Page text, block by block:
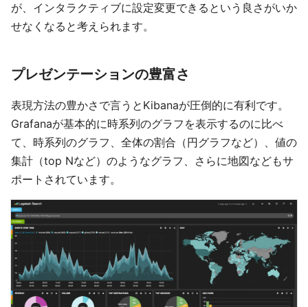
が、インタラクティブに設定変更できるという良さがいか
せなくなると考えられます。
プレゼンテーションの豊富さ
表現方法の豊かさで言うとKibanaが圧倒的に有利です。
Grafanaが基本的に時系列のグラフを表示するのに比べ
て、時系列のグラフ、全体の割合（円グラフなど）、値の
集計（top Nなど）のようなグラフ、さらに地図などもサ
ポートされています。